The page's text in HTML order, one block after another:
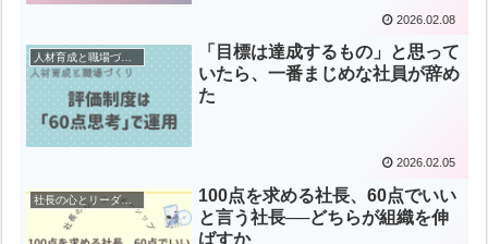
2026.02.08
人材育成と職場づくり
「目標は達成するもの」と思って
いたら、一番まじめな社員が辞め
た
2026.02.05
社長の心とリーダーシップ
100点を求める社長、60点でいい
と言う社長──どちらが組織を伸
ばすか